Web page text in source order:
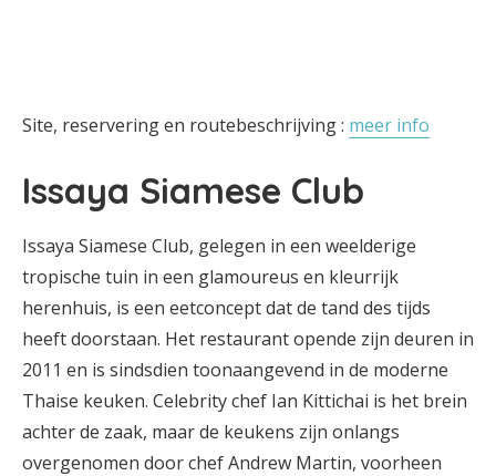
Site, reservering en routebeschrijving : meer info
Issaya Siamese Club
Issaya Siamese Club, gelegen in een weelderige
tropische tuin in een glamoureus en kleurrijk
herenhuis, is een eetconcept dat de tand des tijds
heeft doorstaan. Het restaurant opende zijn deuren in
2011 en is sindsdien toonaangevend in de moderne
Thaise keuken. Celebrity chef Ian Kittichai is het brein
achter de zaak, maar de keukens zijn onlangs
overgenomen door chef Andrew Martin, voorheen